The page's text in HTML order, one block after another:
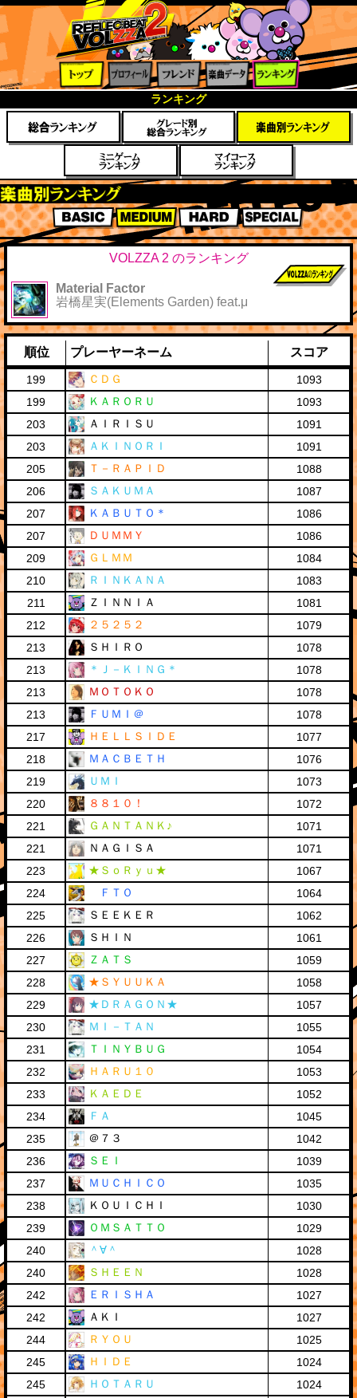
ィール
フレン
ド
楽曲デ
ータ
ング
ランキング
楽曲別スコアランキング
BASIC MEDIUM HARD SPECIAL
VOLZZA 2 のランキング
Material Factor
岩橋星実(Elements Garden) feat.μ
順位 プレーヤーネーム スコア
199 ＣＤＧ
1093
199
ＫＡＲＯＲＵ
1093
203
ＡＩＲＩＳＵ
1091
203
ＡＫＩＮＯＲＩ
1091
205
Ｔ－ＲＡＰＩＤ
1088
206
ＳＡＫＵＭＡ
1087
207
ＫＡＢＵＴＯ＊
1086
207
ＤＵＭＭＹ
1086
209
ＧＬＭＭ
1084
210
ＲＩＮＫＡＮＡ
1083
211
ＺＩＮＮＩＡ
1081
212
２５２５２
1079
213
ＳＨＩＲＯ
1078
213
＊Ｊ－ＫＩＮＧ＊
1078
213
ＭＯＴＯＫＯ
1078
213
ＦＵＭＩ＠
1078
217
ＨＥＬＬＳＩＤＥ
1077
218
ＭＡＣＢＥＴＨ
1076
219
ＵＭＩ
1073
220
８８１０！
1072
221
ＧＡＮＴＡＮＫ♪
1071
221
ＮＡＧＩＳＡ
1071
223
★ＳｏＲｙｕ★
1067
224
ＦＴＯ
1064
225
ＳＥＥＫＥＲ
1062
226
ＳＨＩＮ
1061
227
ＺＡＴＳ
1059
228
★ＳＹＵＵＫＡ
1058
229
★ＤＲＡＧＯＮ★
1057
230
ＭＩ－ＴＡＮ
1055
231
ＴＩＮＹＢＵＧ
1054
232
ＨＡＲＵ１０
1053
233
ＫＡＥＤＥ
1052
234
ＦＡ
1045
235
＠７３
1042
236
ＳＥＩ
1039
237
ＭＵＣＨＩＣＯ
1035
238
ＫＯＵＩＣＨＩ
1030
239
ＯＭＳＡＴＴＯ
1029
240
＾∀＾
1028
240
ＳＨＥＥＮ
1028
242
ＥＲＩＳＨＡ
1027
242
ＡＫＩ
1027
244
ＲＹＯＵ
1025
245
ＨＩＤＥ
1024
245
ＨＯＴＡＲＵ
1024